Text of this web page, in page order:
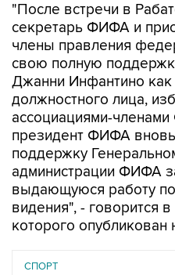
"После встречи в
секретарь ФИФА и
члены правления
свою полную
Джанни Инфантино как
должностного лица,
ассоциациями-
президент ФИФА
поддержку
администрации ФИФА
выдающуюся работу
видения", - говорится
которого
СПОРТ